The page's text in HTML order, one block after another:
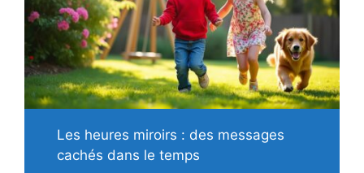
Les heures miroirs : des messages
cachés dans le temps